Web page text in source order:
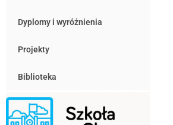
Dyplomy i wyróżnienia
Projekty
Biblioteka